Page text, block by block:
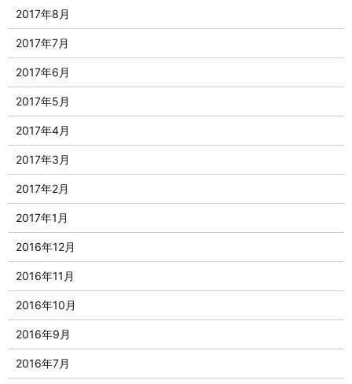
2017年8月
2017年7月
2017年6月
2017年5月
2017年4月
2017年3月
2017年2月
2017年1月
2016年12月
2016年11月
2016年10月
2016年9月
2016年7月